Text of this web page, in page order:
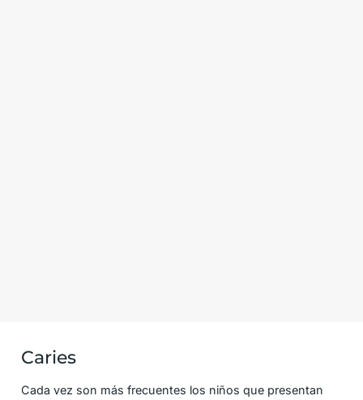
Caries
Cada vez son más frecuentes los niños que presentan